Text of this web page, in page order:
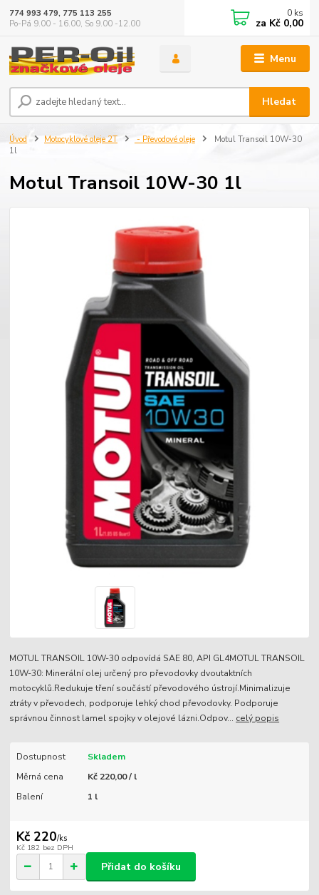
Menu
Hledat
774 993 479, 775 113 255
Po-Pá 9.00 - 16.00, So 9.00 -12.00
0 ks
za Kč 0,00
Úvod Motocyklové oleje 2T - Převodové oleje
Motul Transoil 10W-30
1l
Motul Transoil 10W-30 1l
MOTUL TRANSOIL 10W-30 odpovídá SAE 80, API GL4MOTUL TRANSOIL
10W-30: Minerální olej určený pro převodovky dvoutaktních
motocyklů.Redukuje tření součástí převodového ústrojí.Minimalizuje
ztráty v převodech, podporuje lehký chod převodovky. Podporuje
správnou činnost lamel spojky v olejové lázni.Odpov... celý popis
Dostupnost
Skladem
Měrná cena
Kč 220,00 / l
Balení
1 l
Kč 220/ks
Kč 182 bez DPH
Přidat do košíku